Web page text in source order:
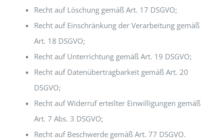
Recht auf Löschung gemäß Art. 17 DSGVO;
Recht auf Einschränkung der Verarbeitung gemäß
Art. 18 DSGVO;
Recht auf Unterrichtung gemäß Art. 19 DSGVO;
Recht auf Datenübertragbarkeit gemäß Art. 20
DSGVO;
Recht auf Widerruf erteilter Einwilligungen gemäß
Art. 7 Abs. 3 DSGVO;
Recht auf Beschwerde gemäß Art. 77 DSGVO.